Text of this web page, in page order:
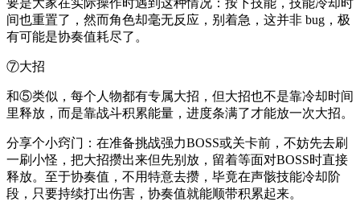
要是大家在实际操作时遇到这种情况：按下技能，技能冷却时
间也重置了，然而角色却毫无反应，别着急，这并非 bug，极
有可能是协奏值耗尽了。
⑦大招
和⑤类似，每个人物都有专属大招，但大招也不是靠冷却时间
里释放，而是靠战斗积累能量，进度条满了才能放一次大招。
分享个小窍门：在准备挑战强力BOSS或关卡前，不妨先去刷
一刷小怪，把大招攒出来但先别放，留着等面对BOSS时直接
释放。至于协奏值，不用特意去攒，毕竟在声骸技能冷却阶
段，只要持续打出伤害，协奏值就能顺带积累起来。